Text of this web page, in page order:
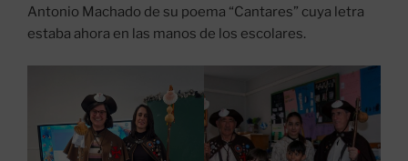
Antonio Machado de su poema “Cantares” cuya letra
estaba ahora en las manos de los escolares.